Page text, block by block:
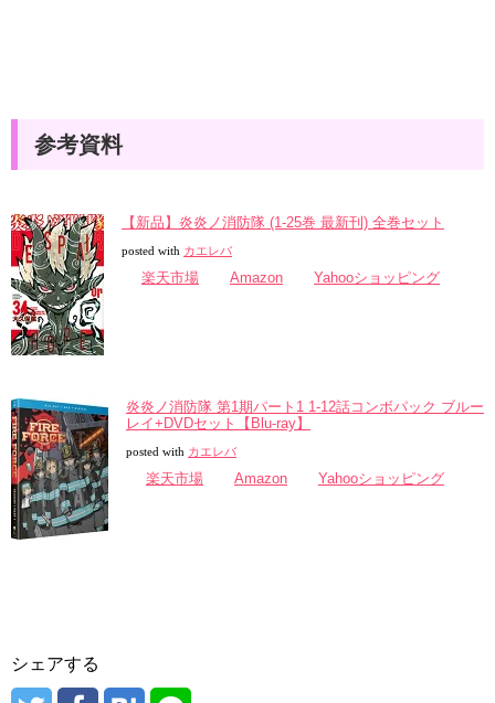
参考資料
【新品】炎炎ノ消防隊 (1-25巻 最新刊) 全巻セット
posted with カエレバ
楽天市場 Amazon Yahooショッピング
炎炎ノ消防隊 第1期パート1 1-12話コンボパック ブルー
レイ+DVDセット【Blu-ray】
posted with カエレバ
楽天市場 Amazon Yahooショッピング
シェアする